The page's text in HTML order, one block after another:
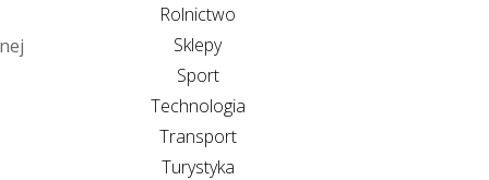
Rolnictwo
Sklepy
Sport
Technologia
Transport
Turystyka